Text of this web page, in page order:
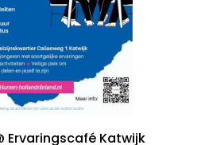
Ervaringscafé Katwijk